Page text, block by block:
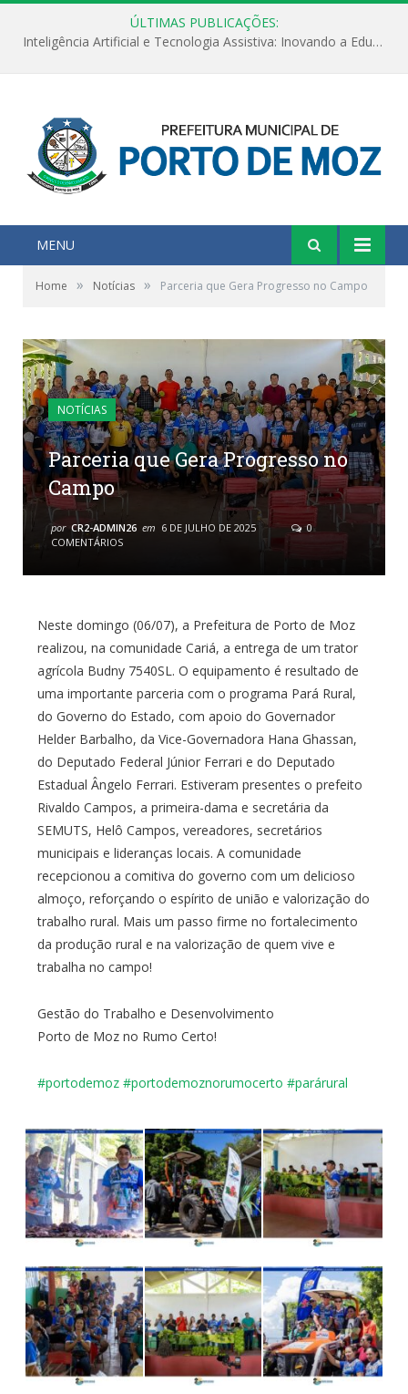
ÚLTIMAS PUBLICAÇÕES:
Inteligência Artificial e Tecnologia Assistiva: Inovando a Educação Especial e Inclusiva
MENU
Home » Notícias » Parceria que Gera Progresso no Campo
NOTÍCIAS
Parceria que Gera Progresso no
Campo
por CR2-ADMIN26 em 6 DE JULHO DE 2025
0
COMENTÁRIOS
Neste domingo (06/07), a Prefeitura de Porto de Moz
realizou, na comunidade Cariá, a entrega de um trator
agrícola Budny 7540SL. O equipamento é resultado de
uma importante parceria com o programa Pará Rural,
do Governo do Estado, com apoio do Governador
Helder Barbalho, da Vice-Governadora Hana Ghassan,
do Deputado Federal Júnior Ferrari e do Deputado
Estadual Ângelo Ferrari. Estiveram presentes o prefeito
Rivaldo Campos, a primeira-dama e secretária da
SEMUTS, Helô Campos, vereadores, secretários
municipais e lideranças locais. A comunidade
recepcionou a comitiva do governo com um delicioso
almoço, reforçando o espírito de união e valorização do
trabalho rural. Mais um passo firme no fortalecimento
da produção rural e na valorização de quem vive e
trabalha no campo!
Gestão do Trabalho e Desenvolvimento
Porto de Moz no Rumo Certo!
#portodemoz #portodemoznorumocerto #parárural